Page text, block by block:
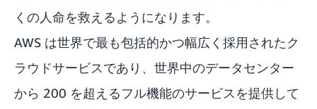
くの人命を救えるようになります。
AWS は世界で最も包括的かつ幅広く採用されたク
ラウドサービスであり、世界中のデータセンター
から 200 を超えるフル機能のサービスを提供して